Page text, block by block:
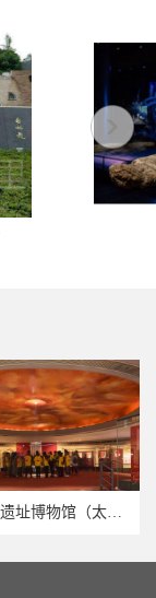
成都金沙遗址博物馆（太阳神鸟改造）